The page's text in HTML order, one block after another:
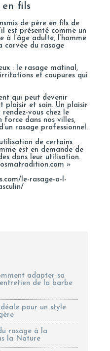
en fils
de père en fils de
est présenté comme un
à l’âge adulte, l’homme
corvée du rasage
: le rasage matinal,
et coupures qui
qui peut devenir
plaisir et soin. Un plaisir
rendez-vous chez le
force dans nos villes,
rasage professionnel.
de certains
est en demande de
dans leur utilisation.
»
le-rasage-a-l-
adapter sa
de la barbe
pour un style
rasage à la
la Nature